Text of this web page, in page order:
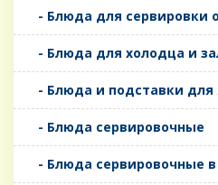
- Блюда для сервировки
- Блюда для холодца и
- Блюда и подставки для
- Блюда сервировочные
- Блюда сервировочные в